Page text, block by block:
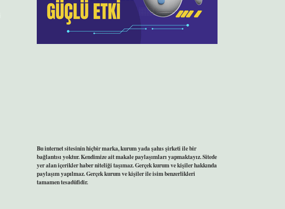
Bu internet sitesinin hiçbir marka, kurum yada şahıs şirketi ile bir
bağlantısı yoktur. Kendimize ait makale paylaşımları yapmaktayız. Sitede
yer alan içerikler haber niteliği taşımaz. Gerçek kurum ve kişiler hakkında
paylaşım yapılmaz. Gerçek kurum ve kişiler ile isim benzerlikleri
tamamen tesadüfidir.